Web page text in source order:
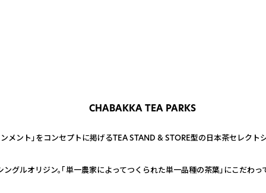
CHABAKKA TEA PARKS
メント」をコンセプトに掲げるTEA STAND & STORE型の日本茶セレクト
グルオリジン。「単一農家によってつくられた単一品種の茶葉」にこだわっ